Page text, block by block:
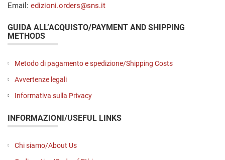
Email: edizioni.orders@sns.it
GUIDA ALL’ACQUISTO/PAYMENT AND SHIPPING
METHODS
Metodo di pagamento e spedizione/Shipping Costs
Avvertenze legali
Informativa sulla Privacy
INFORMAZIONI/USEFUL LINKS
Chi siamo/About Us